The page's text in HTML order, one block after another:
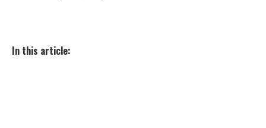
In this article: